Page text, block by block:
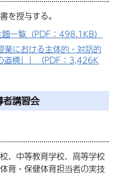
を授与する。
一覧（PDF：498.1KB）
業における主体的・対話的
道標』」（PDF：3,426K
講習会
、中等教育学校、高等学校
育・保健体育担当者の実技